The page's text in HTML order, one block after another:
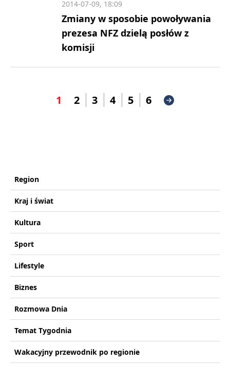
Zmiany w sposobie powoływania
prezesa NFZ dzielą posłów z
komisji
2014-07-09, 18:09
1 2 3 4 5 6
Region
Kraj i świat
Kultura
Sport
Lifestyle
Biznes
Rozmowa Dnia
Temat Tygodnia
Wakacyjny przewodnik po regionie